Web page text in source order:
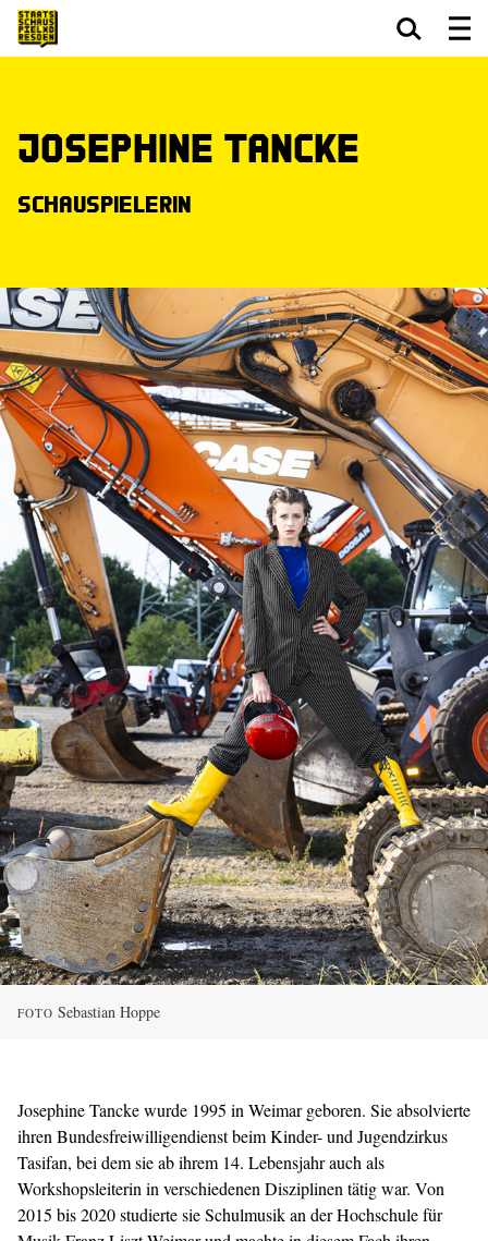
Josephine Tancke
Schauspielerin
FOTO Sebastian Hoppe
Josephine Tancke wurde 1995 in Weimar geboren. Sie absolvierte
ihren Bundesfreiwilligendienst beim Kinder- und Jugendzirkus
Tasifan, bei dem sie ab ihrem 14. Lebensjahr auch als
Workshopsleiterin in verschiedenen Disziplinen tätig war. Von
2015 bis 2020 studierte sie Schulmusik an der Hochschule für